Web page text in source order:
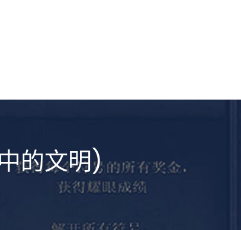
的文明)